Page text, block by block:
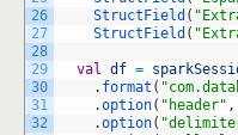
26
27
28
29
30
31
32
StructField (
StructField (
val df =
. format (
.option( "header" ,
.option(